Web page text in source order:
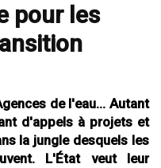
pour les
de l'eau… Autant
d'appels à projets et
la jungle desquels les
L'État veut leur